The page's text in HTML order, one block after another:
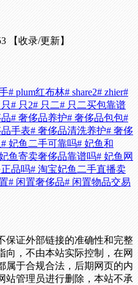
【收录/更新】
# plum红布林# share2# zhier#
# 只2# 只二# 只二买包靠谱
# 奢侈品养护# 奢侈品包包#
手表# 奢侈品清洗养护# 奢侈
# 妃鱼二手可靠吗# 妃鱼和
鱼寄卖奢侈品靠谱吗# 妃鱼网
品吗# 淘宝妃鱼二手直播卖
# 闲置奢侈品# 闲置物品交易
保证外部链接的准确性和完整
向，不由本站实际控制，在网
属于合规合法，后期网页的内
站管理员进行删除，本站不承